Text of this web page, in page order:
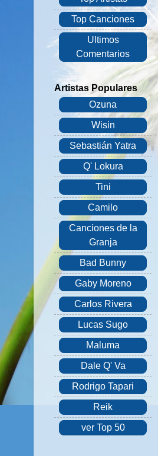
Top Canciones
Ultimos
Comentarios
Artistas Populares
Ozuna
Wisin
Sebastián Yatra
Q' Lokura
Tini
Camilo
Canciones de la
Granja
Bad Bunny
Gaby Moreno
Carlos Rivera
Lucas Sugo
Maluma
Dale Q' Va
Rodrigo Tapari
Reik
ver Top 50